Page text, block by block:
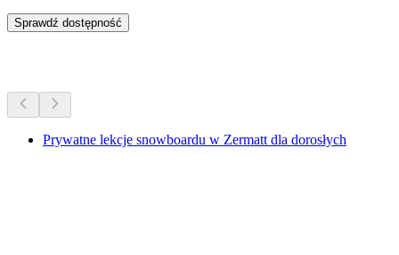
Sprawdź dostępność
Prywatne lekcje snowboardu w Zermatt dla dorosłych